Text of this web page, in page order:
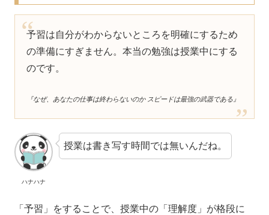
予習は自分がわからないところを明確にするため
の準備にすぎません。本当の勉強は授業中にする
のです。
『なぜ、あなたの仕事は終わらないのか スピードは最強の武器である』
ハナハナ
授業は書き写す時間では無いんだね。
「予習」をすることで、授業中の「理解度」が格段に